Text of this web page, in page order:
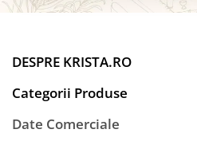
DESPRE KRISTA.RO
Categorii Produse
Date Comerciale